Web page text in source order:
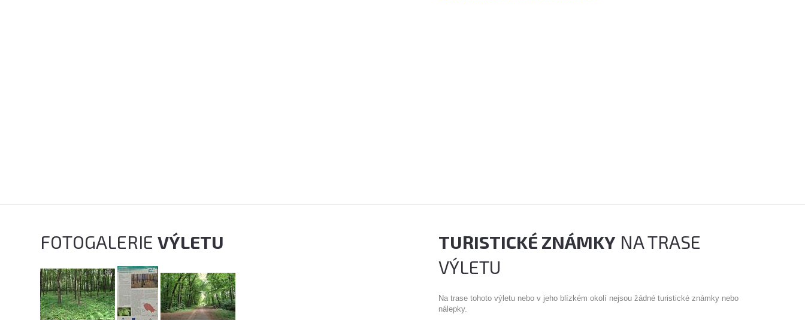
FOTOGALERIEVÝLETU TURISTICKÉ ZNÁMKY NA TRASE
VÝLETU
Na trase tohoto výletu nebo v jeho blízkém okolí nejsou žádné turistické známky nebo
nálepky.